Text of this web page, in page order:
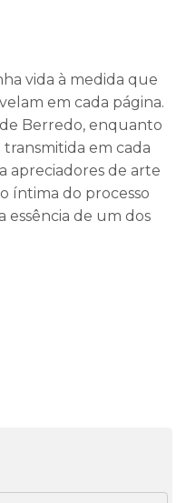
vida à medida que
em cada página.
Berredo, enquanto
em cada
apreciadores de arte
íntima do processo
essência de um dos